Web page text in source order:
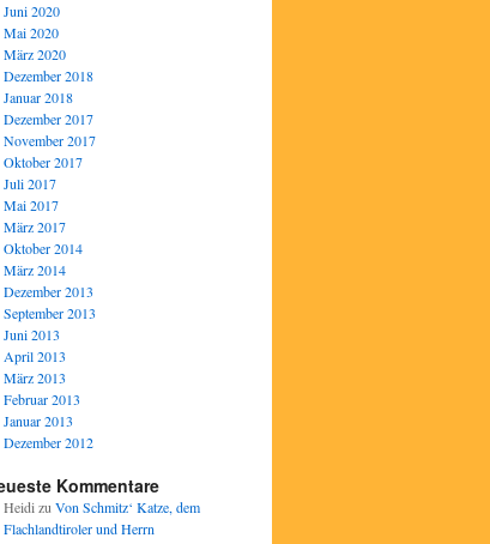
Juni 2020
Mai 2020
März 2020
Dezember 2018
Januar 2018
Dezember 2017
November 2017
Oktober 2017
Juli 2017
Mai 2017
März 2017
Oktober 2014
März 2014
Dezember 2013
September 2013
Juni 2013
April 2013
März 2013
Februar 2013
Januar 2013
Dezember 2012
Kommentare
Heidi zu Von Schmitz‘ Katze, dem
Flachlandtiroler und Herrn